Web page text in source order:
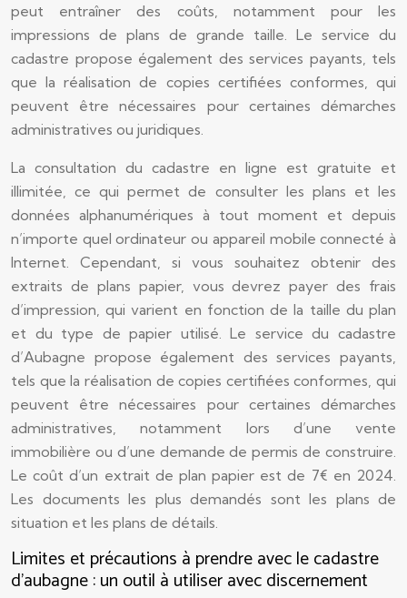
peut entraîner des coûts, notamment pour les
impressions de plans de grande taille. Le service du
cadastre propose également des services payants, tels
que la réalisation de copies certifiées conformes, qui
peuvent être nécessaires pour certaines démarches
administratives ou juridiques.
La consultation du cadastre en ligne est gratuite et
illimitée, ce qui permet de consulter les plans et les
données alphanumériques à tout moment et depuis
n’importe quel ordinateur ou appareil mobile connecté à
Internet. Cependant, si vous souhaitez obtenir des
extraits de plans papier, vous devrez payer des frais
d’impression, qui varient en fonction de la taille du plan
et du type de papier utilisé. Le service du cadastre
d’Aubagne propose également des services payants,
tels que la réalisation de copies certifiées conformes, qui
peuvent être nécessaires pour certaines démarches
administratives, notamment lors d’une vente
immobilière ou d’une demande de permis de construire.
Le coût d’un extrait de plan papier est de 7€ en 2024.
Les documents les plus demandés sont les plans de
situation et les plans de détails.
Limites et précautions à prendre avec le cadastre
d’aubagne : un outil à utiliser avec discernement